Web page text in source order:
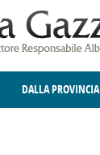
DALLA PROVINCIA